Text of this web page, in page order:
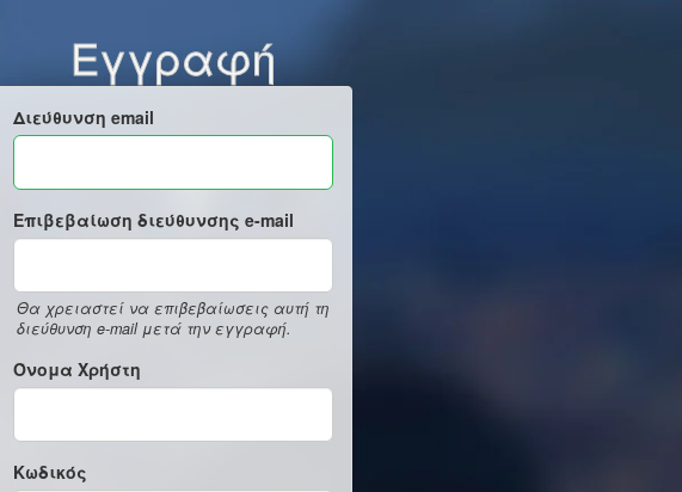
Εγγραφή
Διεύθυνση email
Επιβεβαίωση διεύθυνσης e-mail
Θα χρειαστεί να επιβεβαίωσεις αυτή τη
διεύθυνση e-mail μετά την εγγραφή.
Όνομα Χρήστη
Κωδικός